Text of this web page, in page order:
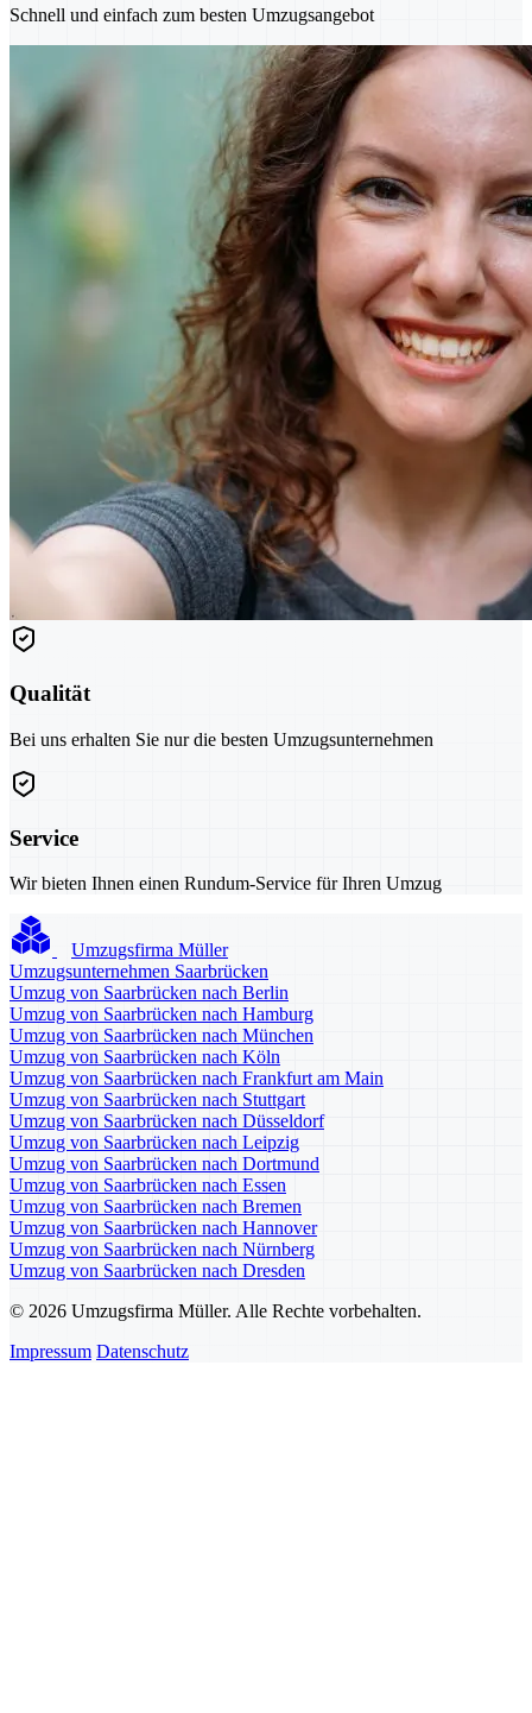
Schnell und einfach zum besten Umzugsangebot
Qualität
Bei uns erhalten Sie nur die besten Umzugsunternehmen
Service
Wir bieten Ihnen einen Rundum-Service für Ihren Umzug
Umzugsfirma Müller
Umzugsunternehmen Saarbrücken
Umzug von Saarbrücken nach Berlin
Umzug von Saarbrücken nach Hamburg
Umzug von Saarbrücken nach München
Umzug von Saarbrücken nach Köln
Umzug von Saarbrücken nach Frankfurt am Main
Umzug von Saarbrücken nach Stuttgart
Umzug von Saarbrücken nach Düsseldorf
Umzug von Saarbrücken nach Leipzig
Umzug von Saarbrücken nach Dortmund
Umzug von Saarbrücken nach Essen
Umzug von Saarbrücken nach Bremen
Umzug von Saarbrücken nach Hannover
Umzug von Saarbrücken nach Nürnberg
Umzug von Saarbrücken nach Dresden
© 2026 Umzugsfirma Müller. Alle Rechte vorbehalten.
Impressum Datenschutz